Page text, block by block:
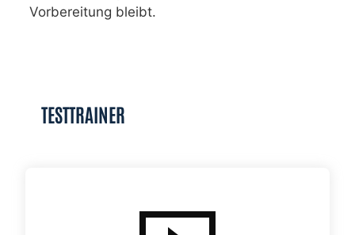
Vorbereitung bleibt.
TESTTRAINER